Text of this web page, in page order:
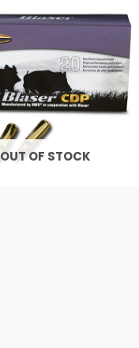
OUT OF STOCK